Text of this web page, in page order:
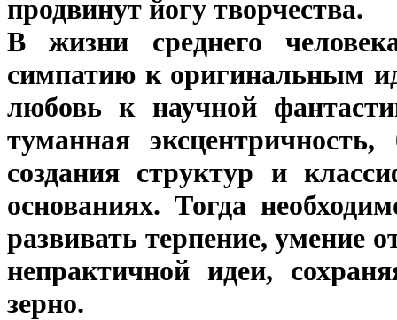
продвинут йогу творчества.
В жизни среднего
симпатию к оригинальным
любовь к научной
туманная
создания структур и
основаниях. Тогда
развивать терпение, умение
непрактичной идеи,
зерно.